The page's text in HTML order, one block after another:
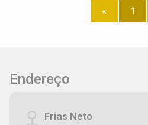
« 1
Endereço
Frias Neto